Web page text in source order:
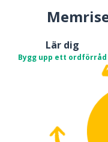
Lär dig
Bygg upp ett ordförråd